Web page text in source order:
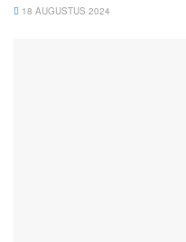
18 AUGUSTUS 2024